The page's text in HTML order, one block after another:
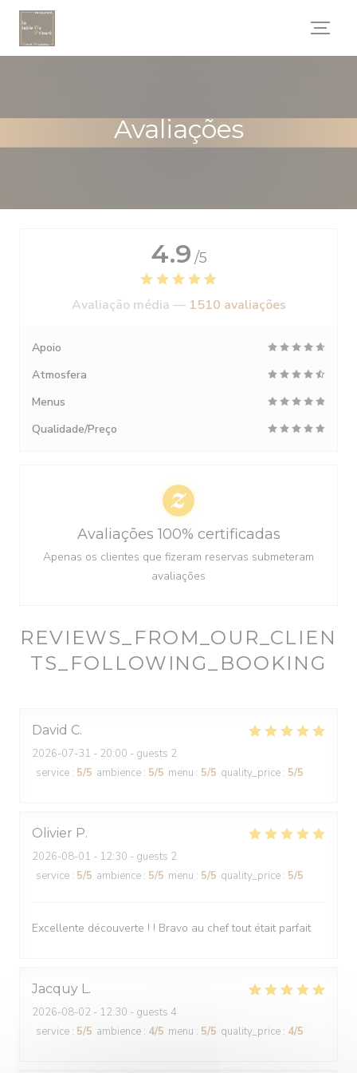
Painel de Gerenciamento de Cookies
Avaliações
REVIEWS_FROM_OUR_CLIEN
TS_FOLLOWING_BOOKING
David C
2026-07-31 - 20:00 - guests 2
service : 5/5 ambience : 5/5 menu : 5/5 quality_price : 5/5
Olivier P
2026-08-01 - 12:30 - guests 2
service : 5/5 ambience : 5/5 menu : 5/5 quality_price : 5/5
Excellente découverte ! ! Bravo au chef tout était parfait
Jacquy L
2026-08-02 - 12:30 - guests 4
service : 5/5 ambience : 4/5 menu : 5/5 quality_price : 4/5
4.9 /5
Avaliação média — 1510 avaliações
Apoio
Atmosfera
Menus
Qualidade/Preço
Avaliações 100% certificadas
Apenas os clientes que fizeram reservas submeteram
avaliações